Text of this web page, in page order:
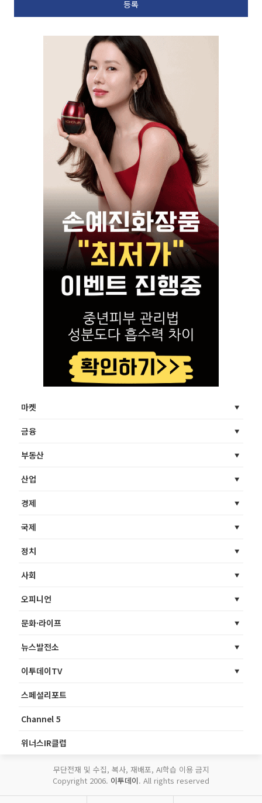
마켓
금융
부동산
산업
경제
국제
정치
사회
오피니언
문화·라이프
뉴스발전소
이투데이TV
스페셜리포트
Channel 5
위너스IR클럽
무단전재 및 수집, 복사, 재배포, AI학습 이용 금지
Copyright 2006. 이투데이. All rights reserved